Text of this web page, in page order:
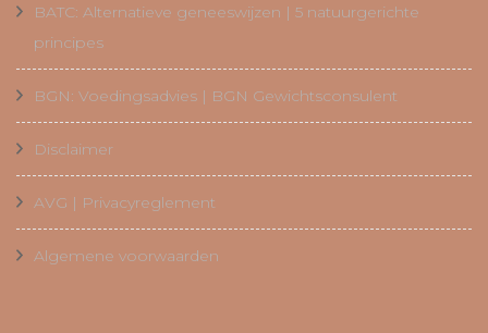
BATC: Alternatieve geneeswijzen | 5 natuurgerichte
principes
BGN: Voedingsadvies | BGN Gewichtsconsulent
Disclaimer
AVG | Privacyreglement
Algemene voorwaarden